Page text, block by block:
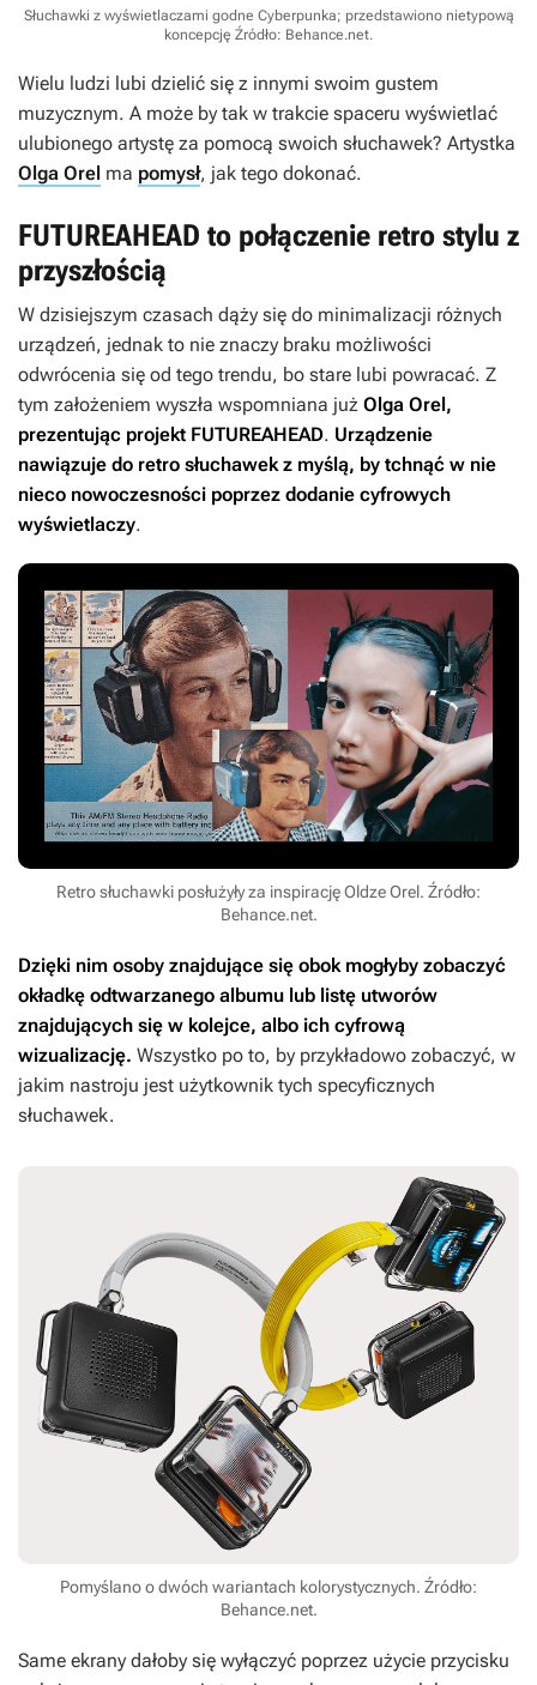
Słuchawki z wyświetlaczami godne Cyberpunka; przedstawiono nietypową
koncepcję Źródło: Behance.net.
Wielu ludzi lubi dzielić się z innymi swoim gustem
muzycznym. A może by tak w trakcie spaceru wyświetlać
ulubionego artystę za pomocą swoich słuchawek? Artystka
Olga Orel ma pomysł, jak tego dokonać.
FUTUREAHEAD to połączenie retro stylu z
przyszłością
W dzisiejszym czasach dąży się do minimalizacji różnych
urządzeń, jednak to nie znaczy braku możliwości
odwrócenia się od tego trendu, bo stare lubi powracać. Z
tym założeniem wyszła wspomniana już Olga Orel,
prezentując projekt FUTUREAHEAD. Urządzenie
nawiązuje do retro słuchawek z myślą, by tchnąć w nie
nieco nowoczesności poprzez dodanie cyfrowych
wyświetlaczy.
Retro słuchawki posłużyły za inspirację Oldze Orel. Źródło:
Behance.net.
Dzięki nim osoby znajdujące się obok mogłyby zobaczyć
okładkę odtwarzanego albumu lub listę utworów
znajdujących się w kolejce, albo ich cyfrową
wizualizację. Wszystko po to, by przykładowo zobaczyć, w
jakim nastroju jest użytkownik tych specyficznych
słuchawek.
Pomyślano o dwóch wariantach kolorystycznych. Źródło:
Behance.net.
Same ekrany dałoby się wyłączyć poprzez użycie przycisku